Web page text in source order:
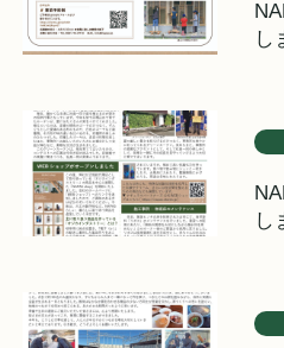
し
し